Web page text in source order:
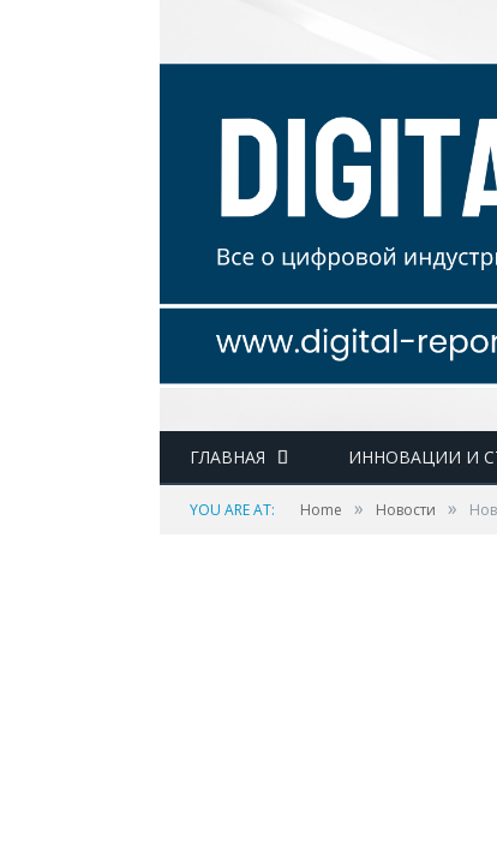
ГЛАВНАЯ ИННОВАЦИИ И
YOU ARE AT: Home » Новости »